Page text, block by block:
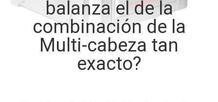
CONTROL
balanza el de la
combinación de la
Multi-cabeza tan
exacto?